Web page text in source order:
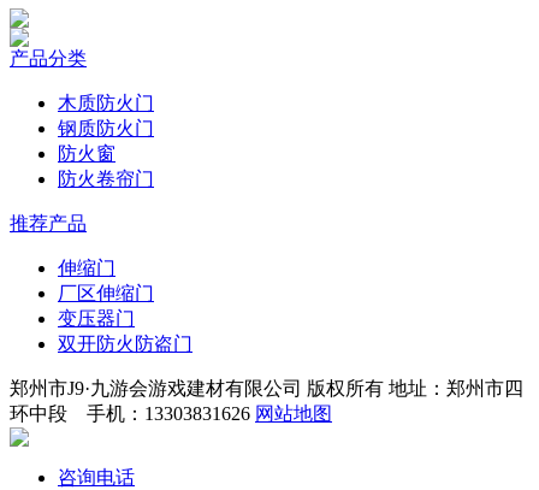
产品分类
木质防火门
钢质防火门
防火窗
防火卷帘门
推荐产品
伸缩门
厂区伸缩门
变压器门
双开防火防盗门
郑州市J9·九游会游戏建材有限公司 版权所有 地址：郑州市四
环中段 手机：13303831626 网站地图
咨询电话